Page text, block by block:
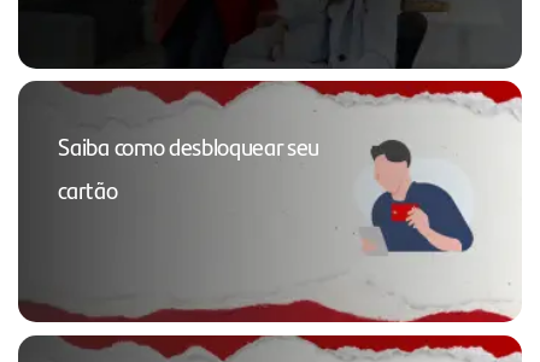
Saiba como desbloquear seu
cartão